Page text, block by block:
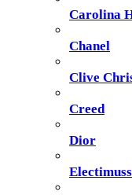
Carolina
Chanel
Clive
Creed
Dior